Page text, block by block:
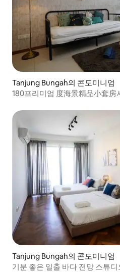
Tanjung Bungah의 콘도미니엄
180프리미엄 度海景精品小套房
Tanjung Bungah의 콘도미니엄
기분 좋은 일출 바다 전망 스튜